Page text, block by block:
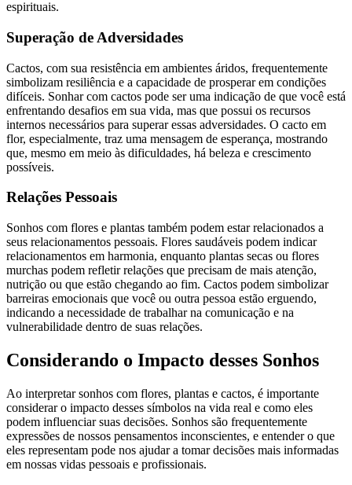
espirituais.
Superação de Adversidades
Cactos, com sua resistência em ambientes áridos, frequentemente
simbolizam resiliência e a capacidade de prosperar em condições
difíceis. Sonhar com cactos pode ser uma indicação de que você está
enfrentando desafios em sua vida, mas que possui os recursos
internos necessários para superar essas adversidades. O cacto em
flor, especialmente, traz uma mensagem de esperança, mostrando
que, mesmo em meio às dificuldades, há beleza e crescimento
possíveis.
Relações Pessoais
Sonhos com flores e plantas também podem estar relacionados a
seus relacionamentos pessoais. Flores saudáveis podem indicar
relacionamentos em harmonia, enquanto plantas secas ou flores
murchas podem refletir relações que precisam de mais atenção,
nutrição ou que estão chegando ao fim. Cactos podem simbolizar
barreiras emocionais que você ou outra pessoa estão erguendo,
indicando a necessidade de trabalhar na comunicação e na
vulnerabilidade dentro de suas relações.
Considerando o Impacto desses Sonhos
Ao interpretar sonhos com flores, plantas e cactos, é importante
considerar o impacto desses símbolos na vida real e como eles
podem influenciar suas decisões. Sonhos são frequentemente
expressões de nossos pensamentos inconscientes, e entender o que
eles representam pode nos ajudar a tomar decisões mais informadas
em nossas vidas pessoais e profissionais.